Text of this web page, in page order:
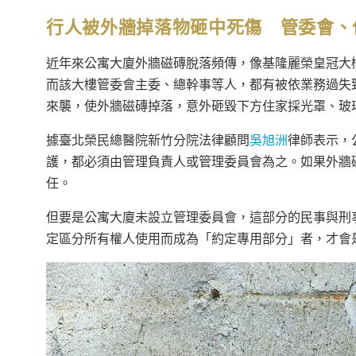
行人被外牆掉落物砸中死傷 管委會、
近年來公寓大廈外牆磁磚脫落頻傳，像基隆麗榮皇冠
而該大樓管委會主委、總幹事等人，都有被依業務過
來襲，使外牆磁磚掉落，意外砸毀下方住家採光罩、
據臺北榮民總醫院新竹分院法律顧問吳旭洲律師表示，
護，都必須由管理負責人或管理委員會為之。如果外
任。
但要是公寓大廈未設立管理委員會，這部分的民事與
定區分所有權人使用而成為「約定專用部分」者，才